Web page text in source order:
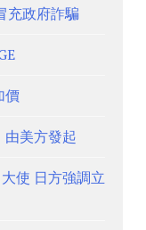
充政府詐騙
價
由美方發起
使 日方強調立